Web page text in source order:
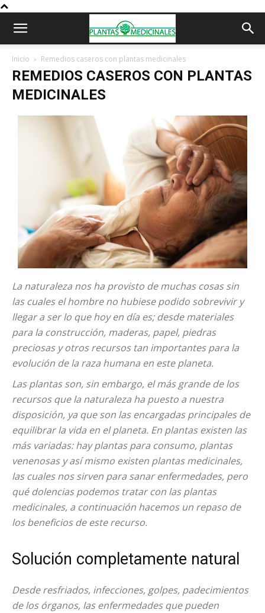
Inicio Remedios caseros con plantas medicinales
REMEDIOS CASEROS CON PLANTAS
MEDICINALES
La naturaleza nos ha provisto de muchas cosas sin
las cuales el hombre no hubiese podido sobrevivir y
llegar a ser lo que hoy en día es; desde materiales
para la construcción, maderas, papel, piedras
preciosas y otros recursos tan importantes para la
evolución de la raza humana en este planeta.
Las plantas son, sin embargo, el más grande de los
recursos que la naturaleza ha puesto a nuestra
disposición, ya que son las encargadas principales de
equilibrar la vida en el planeta. En plantas existen las
más variadas: hay plantas para consumo, plantas
venenosas y así mismo existen plantas medicinales,
las cuales nos sirven para sanar enfermedades, pero
qué dolencias podemos tratar con las plantas
medicinales, a continuación hacemos un repaso de
los beneficios de este recurso.
Solución completamente natural
Desde resfriados, infecciones, golpes, padecimientos
de los órganos, las enfermedades que pueden